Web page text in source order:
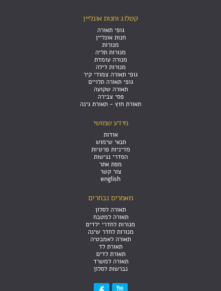
קטלוג וחנות אונליין
גופי תאורה
חנות אונליין
מנורות
מנורות תליה
מנורה עומדת
מנורות לילה
גופי תאורה צמודי קיר
גופי תאורה תלויים
תאורה שקועה
פסי צבירה
תאורת חוץ - תאורת גינה
מידע שמושי
אודות
תנאי שימוש
מדיניות פרטיות
הסדרי נגישות
מפת אתר
צור קשר
english
מאמרים נבחרים
תאורה לסלון
תאורה למטבח
מנורות לחדרי ילדים
מנורות לחדר שינה
תאורה לאמבטיה
תאורת לד
תאורת לדים
תאורה למשרד
נברשות לסלון